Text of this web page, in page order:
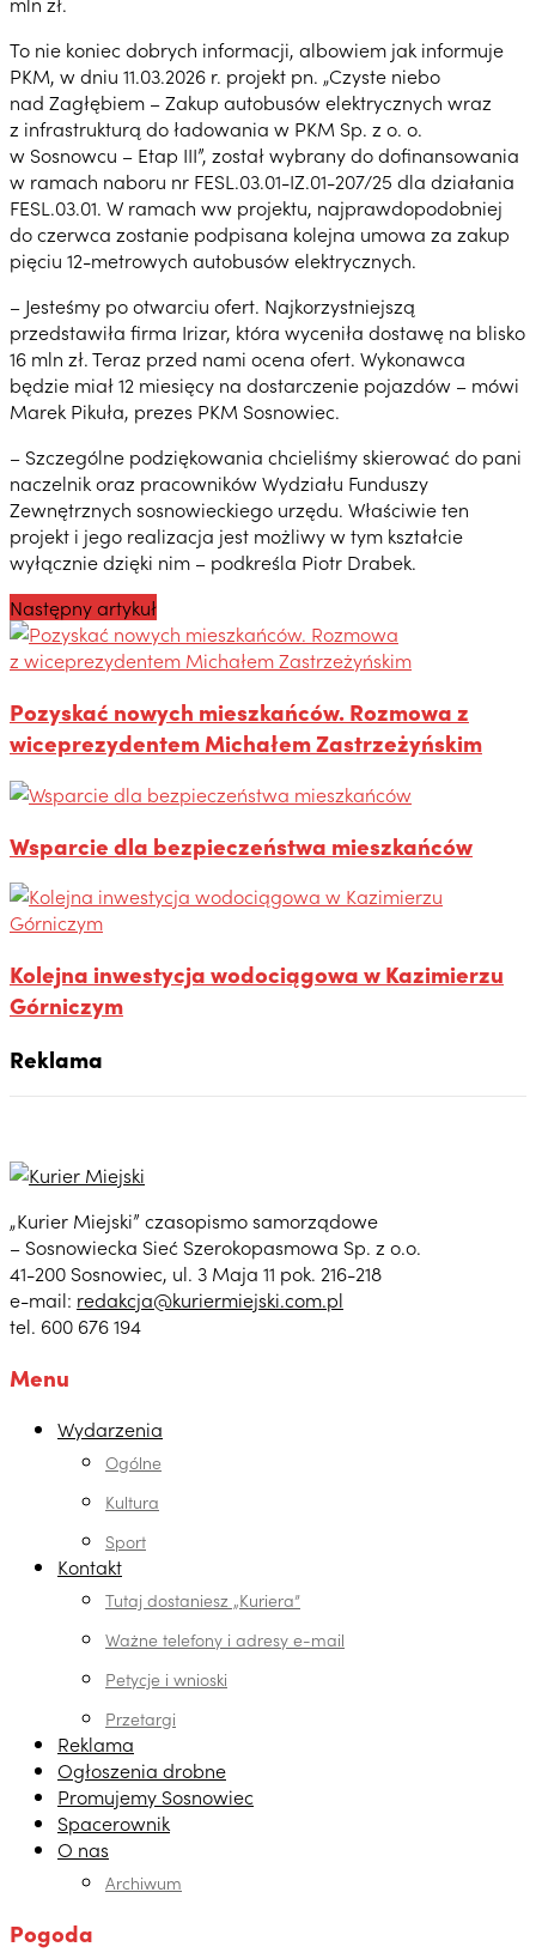
To nie koniec dobrych informacji, albowiem jak informuje
PKM, w dniu 11.03.2026 r. projekt pn. „Czyste niebo
nad Zagłębiem – Zakup autobusów elektrycznych wraz
z infrastrukturą do ładowania w PKM Sp. z o. o.
w Sosnowcu – Etap III”, został wybrany do dofinansowania
w ramach naboru nr FESL.03.01-IZ.01-207/25 dla działania
FESL.03.01. W ramach ww projektu, najprawdopodobniej
do czerwca zostanie podpisana kolejna umowa za zakup
pięciu 12-metrowych autobusów elektrycznych.
– Jesteśmy po otwarciu ofert. Najkorzystniejszą
przedstawiła firma Irizar, która wyceniła dostawę na blisko
16 mln zł. Teraz przed nami ocena ofert. Wykonawca
będzie miał 12 miesięcy na dostarczenie pojazdów – mówi
Marek Pikuła, prezes PKM Sosnowiec.
– Szczególne podziękowania chcieliśmy skierować do pani
naczelnik oraz pracowników Wydziału Funduszy
Zewnętrznych sosnowieckiego urzędu. Właściwie ten
projekt i jego realizacja jest możliwy w tym kształcie
wyłącznie dzięki nim – podkreśla Piotr Drabek.
Następny artykuł
Pozyskać nowych mieszkańców. Rozmowa z
wiceprezydentem Michałem Zastrzeżyńskim
Wsparcie dla bezpieczeństwa mieszkańców
Kolejna inwestycja wodociągowa w Kazimierzu
Górniczym
Reklama
„Kurier Miejski” czasopismo samorządowe
– Sosnowiecka Sieć Szerokopasmowa Sp. z o.o.
41-200 Sosnowiec, ul. 3 Maja 11 pok. 216-218
e-mail: redakcja@kuriermiejski.com.pl
tel. 600 676 194
Menu
Wydarzenia
Ogólne
Kultura
Sport
Kontakt
Tutaj dostaniesz „Kuriera”
Ważne telefony i adresy e-mail
Petycje i wnioski
Przetargi
Reklama
Ogłoszenia drobne
Promujemy Sosnowiec
Spacerownik
O nas
Archiwum
Pogoda